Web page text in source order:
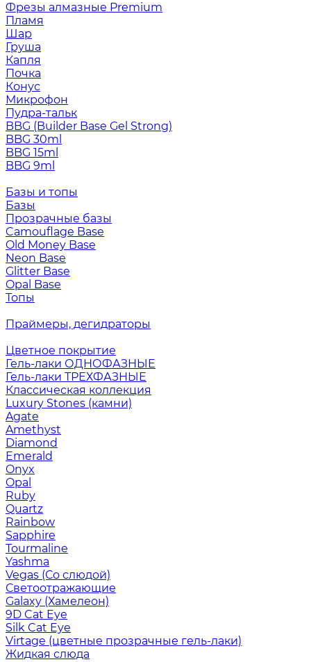
Фрезы алмазные Premium
Пламя
Шар
Груша
Капля
Почка
Конус
Микрофон
Пудра-тальк
BBG (Builder Base Gel Strong)
BBG 30ml
BBG 15ml
BBG 9ml
Базы и топы
Базы
Прозрачные базы
Camouflage Base
Old Money Base
Neon Base
Glitter Base
Opal Base
Топы
Праймеры, дегидраторы
Цветное покрытие
Гель-лаки ОДНОФАЗНЫЕ
Гель-лаки ТРЕХФАЗНЫЕ
Классическая коллекция
Luxury Stones (камни)
Agate
Amethyst
Diamond
Emerald
Onyx
Opal
Ruby
Quartz
Rainbow
Sapphire
Tourmaline
Yashma
Vegas (Со слюдой)
Светоотражающие
Galaxy (Хамелеон)
9D Cat Eye
Silk Cat Eye
Virtage (цветные прозрачные гель-лаки)
Жидкая слюда